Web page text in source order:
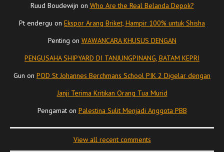
Ruud Boudewijn on Who Are the Real Belanda Depok?
Pt endergu on Ekspor Arang Briket, Hampir 100% untuk Shisha
Penting on WAWANCARA KHUSUS DENGAN
PENGUSAHA SHIPYARD DI TANJUNGPINANG, BATAM KEPRI
Gun on POD St Johannes Berchmans School PIK 2 Digelar dengan
Janji Terima Kritikan Orang Tua Murid
Pengamaton Palestina Sulit Menjadi Anggota PBB
View all recent comments